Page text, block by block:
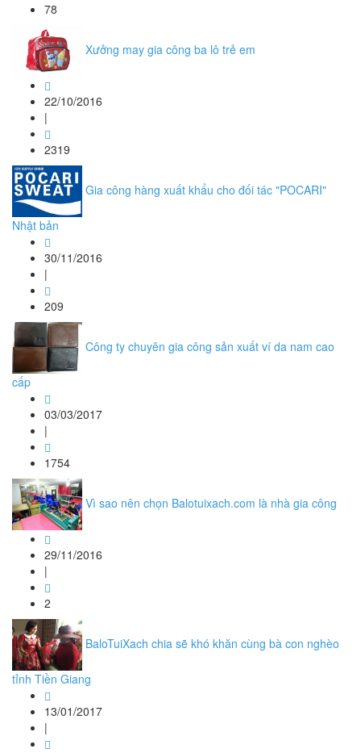
78
Xưởng may gia công ba lô trẻ em
22/10/2016
|
2319
Gia công hàng xuất khẩu cho đối tác "POCARI"
Nhật bản
30/11/2016
|
209
Công ty chuyên gia công sản xuất ví da nam cao
cấp
03/03/2017
|
1754
Vì sao nên chọn Balotuixach.com là nhà gia công
29/11/2016
|
2
BaloTuiXach chia sẽ khó khăn cùng bà con nghèo
tỉnh Tiền Giang
13/01/2017
|